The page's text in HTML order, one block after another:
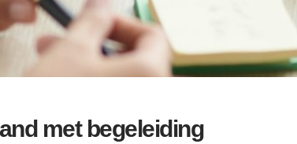
met begeleiding